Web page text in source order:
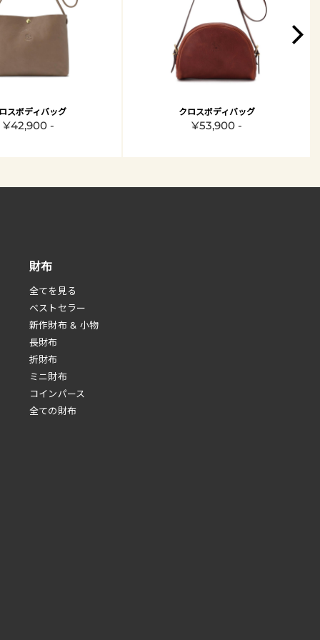
スボディバッグ
¥42,900 -
クロスボディバッグ
¥53,900 -
財布
全てを見る
べストセラー
新作財布 & 小物
長財布
折財布
ミニ財布
コインパース
全ての財布